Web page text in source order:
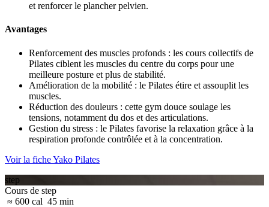
et renforcer le plancher pelvien.
Avantages
Renforcement des muscles profonds : les cours collectifs de
Pilates ciblent les muscles du centre du corps pour une
meilleure posture et plus de stabilité.
Amélioration de la mobilité : le Pilates étire et assouplit les
muscles.
Réduction des douleurs : cette gym douce soulage les
tensions, notamment du dos et des articulations.
Gestion du stress : le Pilates favorise la relaxation grâce à la
respiration profonde contrôlée et à la concentration.
Voir la fiche Yako Pilates
step
Cours de step
≈ 600 cal 45 min